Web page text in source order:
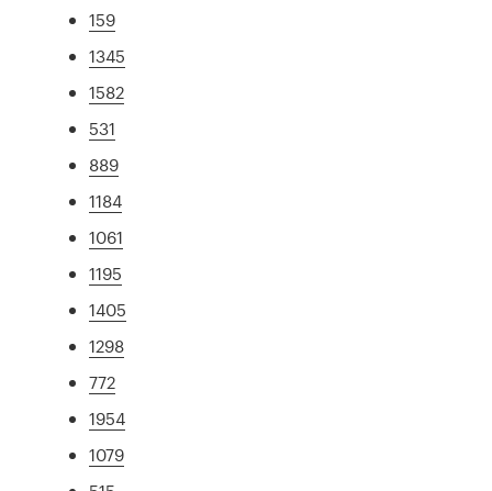
159
1345
1582
531
889
1184
1061
1195
1405
1298
772
1954
1079